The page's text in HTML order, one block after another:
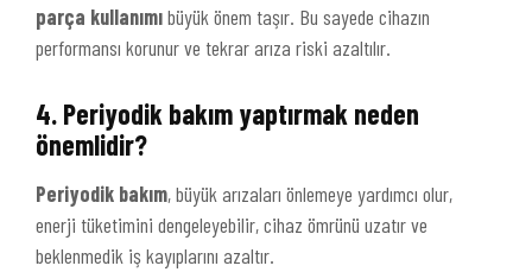
parça kullanımıbüyük önem taşır. Bu sayede cihazın
performansı korunur ve tekrar arıza riski azaltılır.
4. Periyodik bakım yaptırmak neden
önemlidir?
Periyodik bakım, büyük arızaları önlemeye yardımcı olur,
enerji tüketimini dengeleyebilir, cihaz ömrünü uzatır ve
beklenmedik iş kayıplarını azaltır.